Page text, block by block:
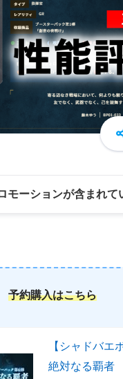
モーションが含まれて
予約購入はこちら
【シャドバエ
絶対なる覇者